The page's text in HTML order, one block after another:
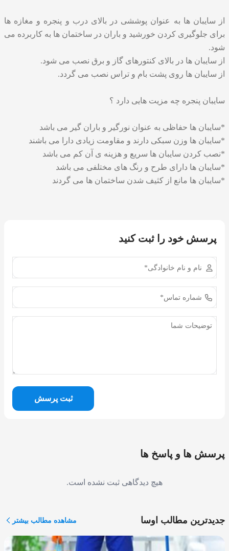
از سایبان ها به عنوان پوششی در بالای درب و پنجره و مغازه ها
برای جلوگیری کردن خورشید و باران در ساختمان ها به کاربرده می
شود.
از سایبان ها در بالای کنتورهای گاز و برق نصب می شود.
از سایبان ها روی پشت بام و تراس نصب می گردد.
سایبان پنجره چه مزیت هایی دارد ؟
*سایبان ها حفاظی به عنوان نورگیر و باران گیر می باشد
*سایبان ها وزن سبکی دارند و مقاومت زیادی دارا می باشند
*نصب کردن سایبان ها سریع و هزینه ی آن کم می باشد
*سایبان ها دارای طرح و رنگ های مختلفی می باشد
*سایبان ها مانع از کثیف شدن ساختمان ها می گردند
پرسش خود را ثبت کنید
ثبت پرسش
پرسش ها و پاسخ ها
هیچ دیدگاهی ثبت نشده است.
جدیدترین مطالب اوسا مشاهده مطالب بیشتر